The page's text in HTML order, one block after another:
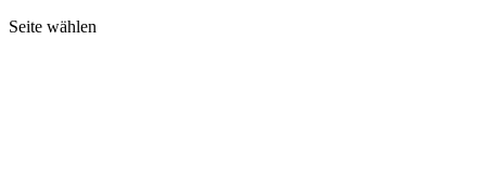
Seite wählen